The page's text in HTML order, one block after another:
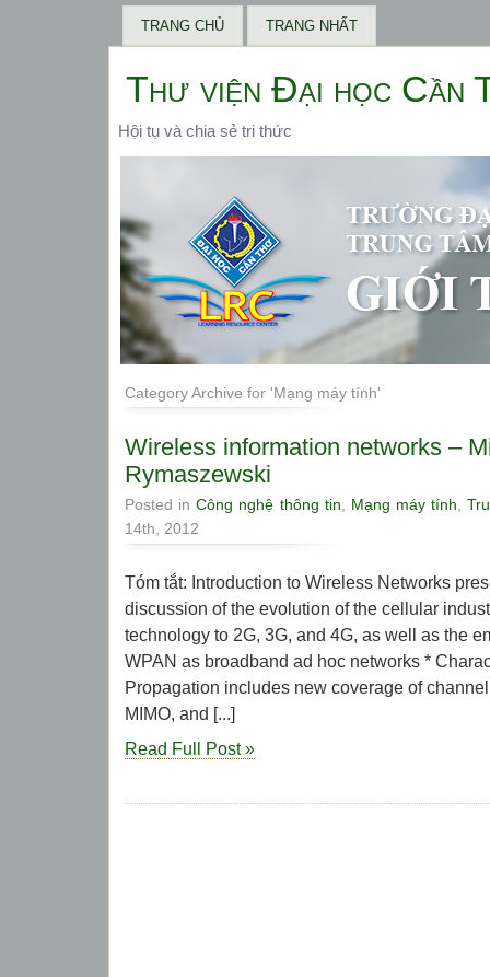
TRANG CHỦ TRANG NHẤT
Thư viện Đại học Cần
Hội tụ và chia sẻ tri thức
Category Archive for 'Mạng máy tính'
Wireless information networks –
Rymaszewski
Posted inCông nghệ thông tin Mạng máy tính ,
14th, 2012
Tóm tắt: Introduction to Wireless Networks
discussion of the evolution of the cellular
technology to 2G, 3G, and 4G, as well as the
WPAN as broadband ad hoc networks *
Propagation includes new coverage of
MIMO, and [...]
Read Full Post »